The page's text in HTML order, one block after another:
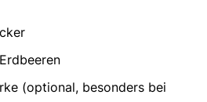
(optional, besonders bei